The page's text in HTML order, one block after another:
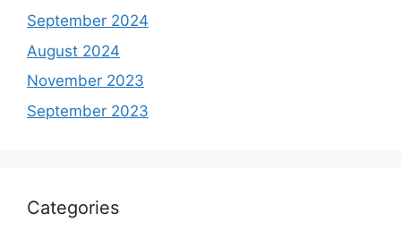
September 2024
August 2024
November 2023
September 2023
Categories